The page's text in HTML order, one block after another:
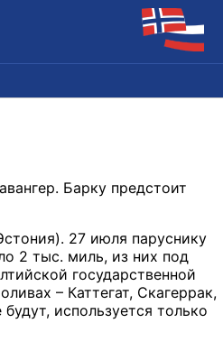
Барку предстоит
27 июля паруснику
2 тыс. миль, из них под
государственной
– Каттегат, Скагеррак,
используется только